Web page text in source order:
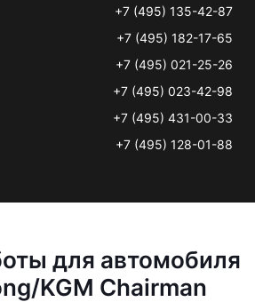
+7 (495) 135-42-87
+7 (495) 182-17-65
+7 (495) 021-25-26
+7 (495) 023-42-98
+7 (495) 431-00-33
+7 (495) 128-01-88
для автомобиля
KGM Chairman